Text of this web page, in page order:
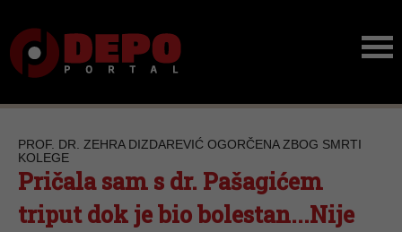
PROF. DR. ZEHRA DIZDAREVIĆ OGORČENA ZBOG SMRTI
KOLEGE
Pričala sam s dr. Pašagićem
triput dok je bio bolestan...Nije